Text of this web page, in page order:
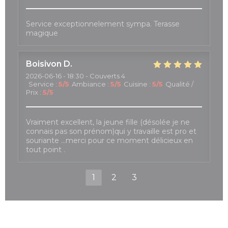
Service exceptionnelement sympa. Terasse
magique
Boisivon D
2026-06-16 - 18:30 - Couverts 4
Service : 5/5 Ambiance : 5/5 Cuisine : 5/5 Qualité /
Prix : 5/5
Vraiment excellent, la jeune fille (désolée je ne
connais pas son prénom)qui y travaille est pro et
souriante …merci pour ce moment délicieux en
tout point .
1 2 3